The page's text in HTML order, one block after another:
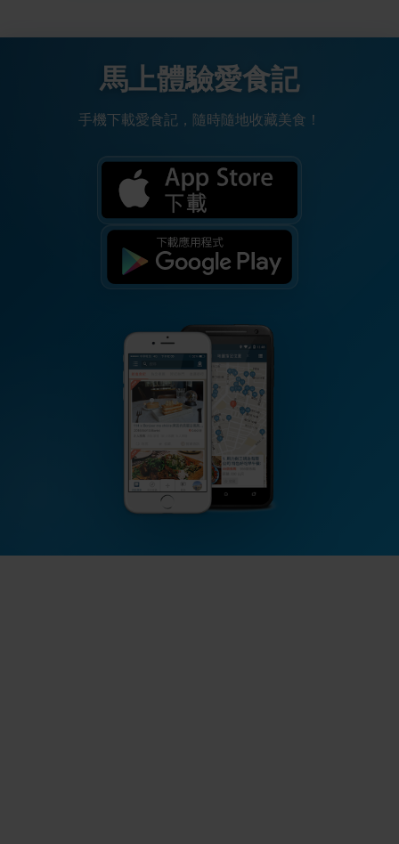
馬上體驗愛食記
手機下載愛食記，隨時隨地收藏美食！